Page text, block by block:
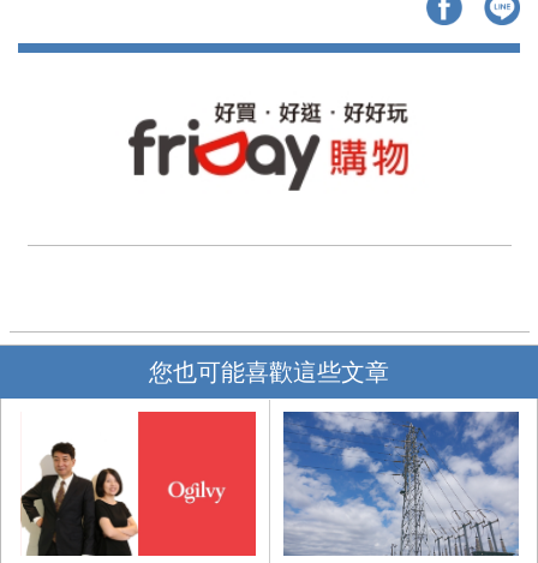
您也可能喜歡這些文章